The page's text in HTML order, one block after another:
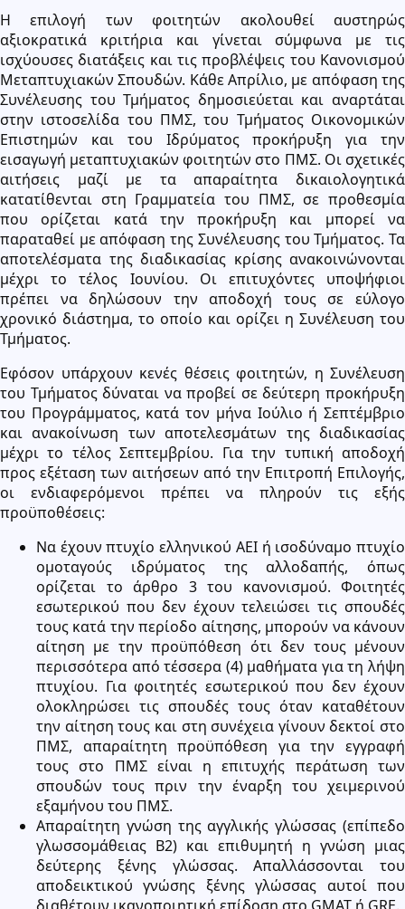
Η επιλογή των φοιτητών ακολουθεί αυστηρώς
αξιοκρατικά κριτήρια και γίνεται σύμφωνα με τις
ισχύουσες διατάξεις και τις προβλέψεις του Κανονισμού
Μεταπτυχιακών Σπουδών. Κάθε Απρίλιο, με απόφαση της
Συνέλευσης του Τμήματος δημοσιεύεται και αναρτάται
στην ιστοσελίδα του ΠΜΣ, του Τμήματος Οικονομικών
Επιστημών και του Ιδρύματος προκήρυξη για την
εισαγωγή μεταπτυχιακών φοιτητών στο ΠΜΣ. Οι σχετικές
αιτήσεις μαζί με τα απαραίτητα δικαιολογητικά
κατατίθενται στη Γραμματεία του ΠΜΣ, σε προθεσμία
που ορίζεται κατά την προκήρυξη και μπορεί να
παραταθεί με απόφαση της Συνέλευσης του Τμήματος. Τα
αποτελέσματα της διαδικασίας κρίσης ανακοινώνονται
μέχρι το τέλος Ιουνίου. Οι επιτυχόντες υποψήφιοι
πρέπει να δηλώσουν την αποδοχή τους σε εύλογο
χρονικό διάστημα, το οποίο και ορίζει η Συνέλευση του
Τμήματος.
Εφόσον υπάρχουν κενές θέσεις φοιτητών, η Συνέλευση
του Τμήματος δύναται να προβεί σε δεύτερη προκήρυξη
του Προγράμματος, κατά τον μήνα Ιούλιο ή Σεπτέμβριο
και ανακοίνωση των αποτελεσμάτων της διαδικασίας
μέχρι το τέλος Σεπτεμβρίου. Για την τυπική αποδοχή
προς εξέταση των αιτήσεων από την Επιτροπή Επιλογής,
οι ενδιαφερόμενοι πρέπει να πληρούν τις εξής
προϋποθέσεις:
Να έχουν πτυχίο ελληνικού ΑΕΙ ή ισοδύναμο πτυχίο
ομοταγούς ιδρύματος της αλλοδαπής, όπως
ορίζεται το άρθρο 3 του κανονισμού. Φοιτητές
εσωτερικού που δεν έχουν τελειώσει τις σπουδές
τους κατά την περίοδο αίτησης, μπορούν να κάνουν
αίτηση με την προϋπόθεση ότι δεν τους μένουν
περισσότερα από τέσσερα (4) μαθήματα για τη λήψη
πτυχίου. Για φοιτητές εσωτερικού που δεν έχουν
ολοκληρώσει τις σπουδές τους όταν καταθέτουν
την αίτηση τους και στη συνέχεια γίνουν δεκτοί στο
ΠΜΣ, απαραίτητη προϋπόθεση για την εγγραφή
τους στο ΠΜΣ είναι η επιτυχής περάτωση των
σπουδών τους πριν την έναρξη του χειμερινού
εξαμήνου του ΠΜΣ.
Απαραίτητη γνώση της αγγλικής γλώσσας (επίπεδο
γλωσσομάθειας Β2) και επιθυμητή η γνώση μιας
δεύτερης ξένης γλώσσας. Απαλλάσσονται του
αποδεικτικού γνώσης ξένης γλώσσας αυτοί που